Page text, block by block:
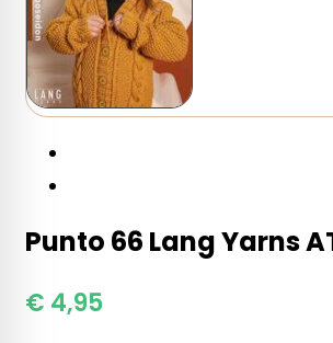
Punto 66 Lang Yarns
€ 4,95